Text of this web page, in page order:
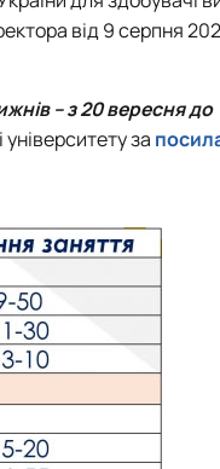
ОПП «Екологічна
ОПП «Екологія та
від 9 серпня
–з 20 вересня до
за